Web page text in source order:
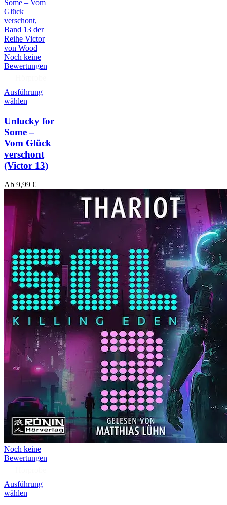
Noch keine
Bewertungen
Ausführung
wählen
Unlucky for
Some –
Vom Glück
verschont
(Victor 13)
Ab 9,99 €
Noch keine
Bewertungen
Ausführung
wählen